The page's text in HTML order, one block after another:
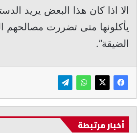
الا اذا كان هذا البعض يريد
يأكلونها متى تضررت مصالحهم
الضيقة”.
أخبار مرتبطة